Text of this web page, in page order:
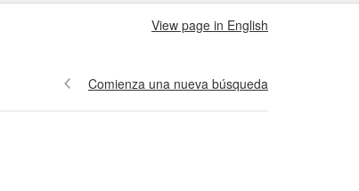
View page in English
Comienza una nueva búsqueda